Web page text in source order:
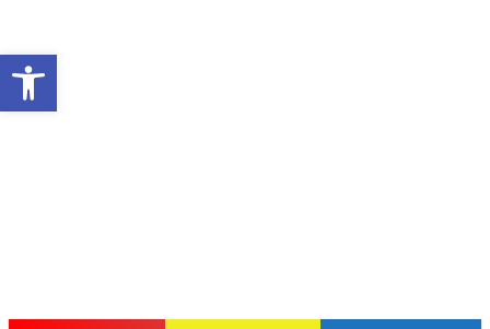
Abrir a barra de ferramentas